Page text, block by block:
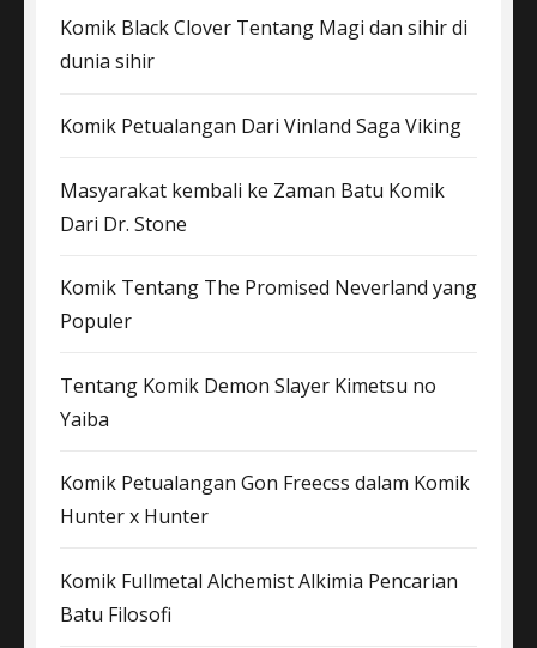
Komik Black Clover Tentang Magi dan sihir di
dunia sihir
Komik Petualangan Dari Vinland Saga Viking
Masyarakat kembali ke Zaman Batu Komik
Dari Dr. Stone
Komik Tentang The Promised Neverland yang
Populer
Tentang Komik Demon Slayer Kimetsu no
Yaiba
Komik Petualangan Gon Freecss dalam Komik
Hunter x Hunter
Komik Fullmetal Alchemist Alkimia Pencarian
Batu Filosofi